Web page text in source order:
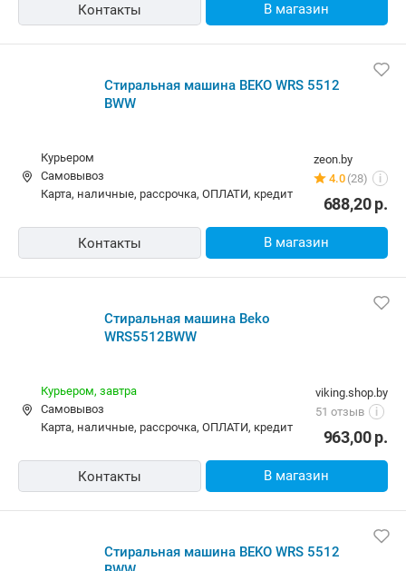
Контакты В магазин
Стиральная машина BEKO WRS 5512
BWW
zeon.by
4.0 (28) i
Курьером
Самовывоз
карта, наличные, рассрочка, ОПЛАТИ, кредит
688,20р.
Контакты В магазин
Стиральная машина Beko
WRS5512BWW
viking.shop.by
51 отзыв
i
Курьером, завтра
Самовывоз
карта, наличные, рассрочка, ОПЛАТИ, кредит
963,00р.
Контакты В магазин
Стиральная машина BEKO WRS 5512